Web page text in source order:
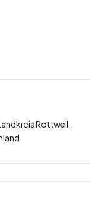
Rottweil,